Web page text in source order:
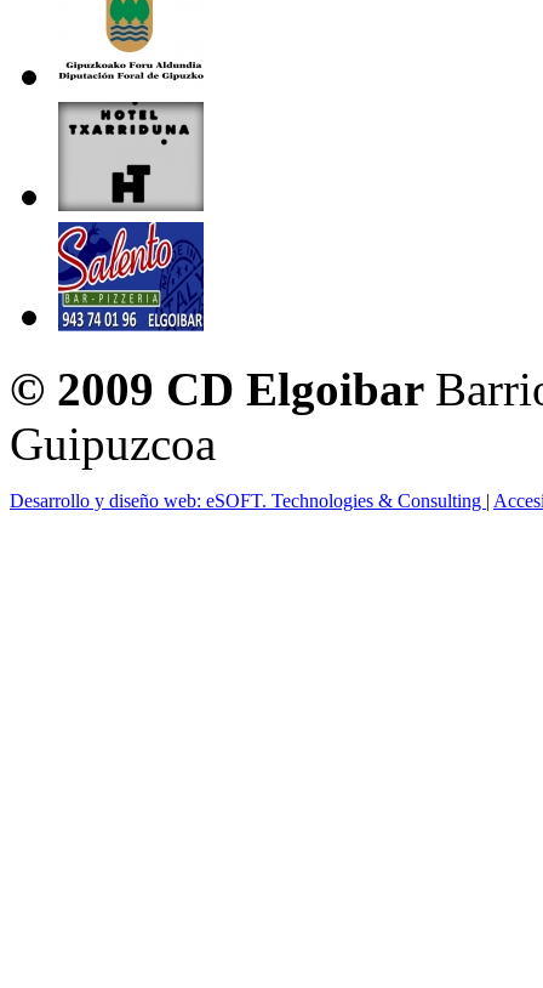
© 2009 CD Elgoibar
Guipuzcoa
Desarrollo y diseño web: eSOFT. Technologies & Consulting |